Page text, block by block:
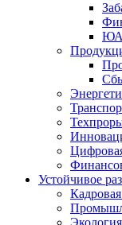
Устойчивое
Экология